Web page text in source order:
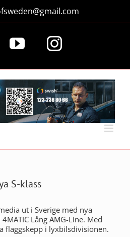
YouTubeInstagram
S-klass
ut i Sverige med nya
Lång AMG-Line. Med
flaggskepp i lyxbilsdivisionen.